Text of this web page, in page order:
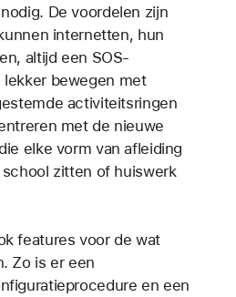
De voordelen zijn
internetten, hun
altijd een SOS-
bewegen met
activiteitsringen
met de nieuwe
elke vorm van afleiding
zitten of huiswerk
features voor de wat
Zo is er een
en een